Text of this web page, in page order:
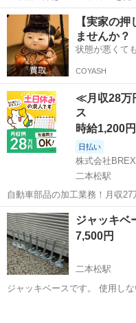
＊＊ ＊ ＊＊ ＊ ＊＊ ご覧いただきありがとうございます。 幸和
製作所 TacaoF（テイコブ）の
お出かけ...
福島 二本松市 二本松駅
【実家の
ませんか？
状態が悪くて
COYASH
≪月収28万
ス
時給1,200円
日払い
株式会社
二本松駅
自動車部品の加工業務！月収
★日払い制度あり！食堂利用可
直接雇用のチャンスあり★《福島県二本松市
自動車部品の加工業務◇...
福島 二本松市 二本松駅
ジャッキベ
7,500円
二本松駅
ジャッキベースです。 使用しない